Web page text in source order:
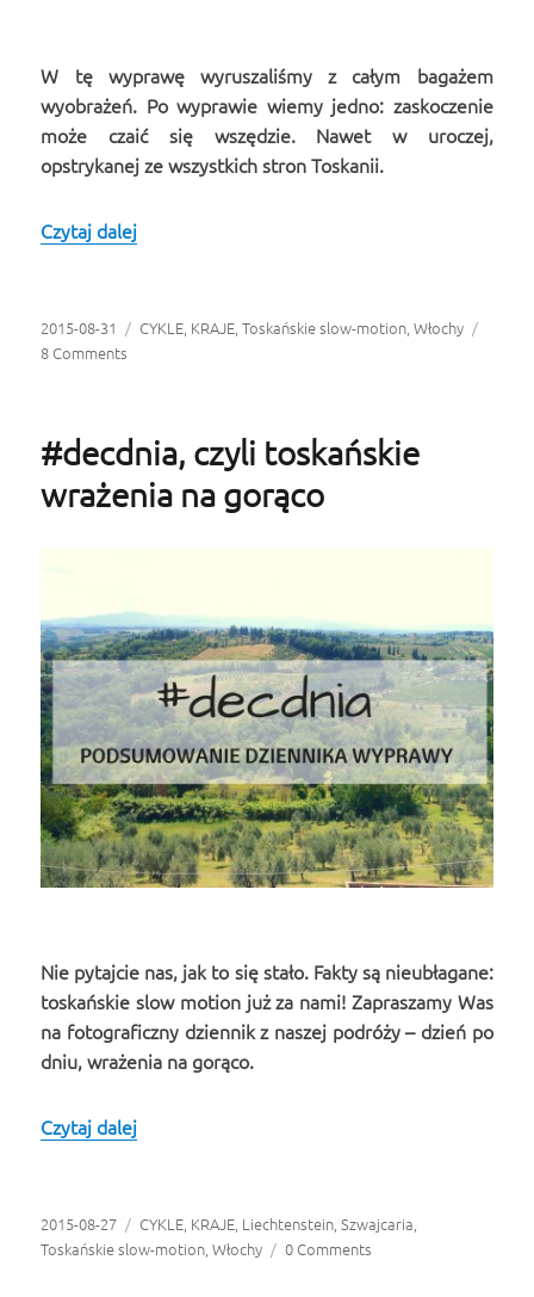
W tę wyprawę wyruszaliśmy z całym bagażem
wyobrażeń. Po wyprawie wiemy jedno: zaskoczenie
może czaić się wszędzie. Nawet w uroczej,
opstrykanej ze wszystkich stron Toskanii.
Czytaj dalej
Opublikowano
2015-08-31 Kategorie
CYKLE KRAJE ,Toskańskie slow-motion ,Włochy
8 Comments
#decdnia, czyli toskańskie
wrażenia na gorąco
Nie pytajcie nas, jak to się stało. Fakty są nieubłagane:
toskańskie slow motion już za nami! Zapraszamy Was
na fotograficzny dziennik z naszej podróży – dzień po
dniu, wrażenia na gorąco.
Czytaj dalej
Opublikowano
2015-08-27 Kategorie
CYKLE, KRAJE, Liechtenstein,Szwajcaria,
Toskańskie slow-motion,Włochy 0 Comments